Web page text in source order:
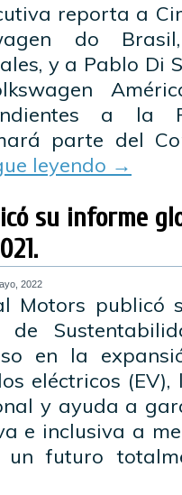
reporta a
do
y a Pablo Di
a la
parte del
leyendo →
su informe
2022
Motors publicó
de
en la
eléctricos
y ayuda a
e inclusiva a
futuro